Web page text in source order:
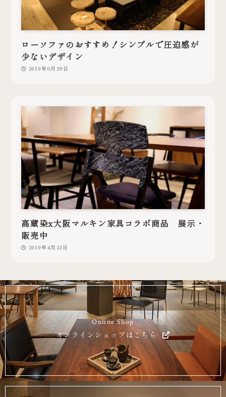
ローソファのおすすめ！シンプルで圧迫感が
少ないデザイン
2019年6月29日
高蔵染x大阪マルキン家具コラボ商品 展示・
販売中
2019年4月23日
Online Shop
オンラインショップはこちら